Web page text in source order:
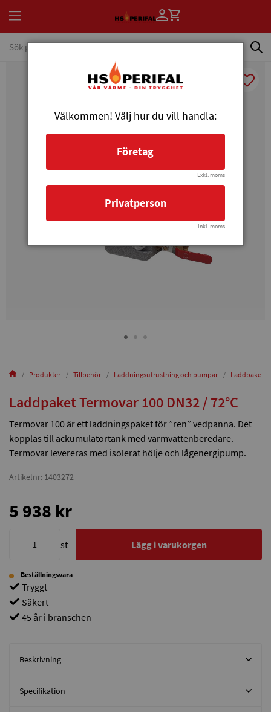
Produkter Tillbehör Laddningsutrustning och pumpar Laddpaket
Laddpaket Termovar 100 DN32 / 72°C
Termovar 100 är ett laddningspaket för ”ren” vedpanna. Det
kopplas till ackumulatortank med varmvattenberedare.
Termovar levereras med isolerat hölje och lågenergipump.
Artikelnr: 1403272
5 938 kr
st Lägg i varukorgen
Beställningsvara
Tryggt
Säkert
45 år i branschen
Beskrivning
Specifikation
Välkommen! Välj hur du vill handla:
Företag
Exkl. moms
Privatperson
Inkl. moms